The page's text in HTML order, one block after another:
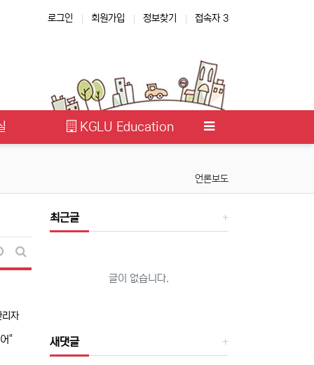
로그인 회원가입 정보찾기 접속자 3
KGLU Education
언론보도
날짜순 정렬
게시판 검색
리자
"
최근글
글이 없습니다.
새댓글